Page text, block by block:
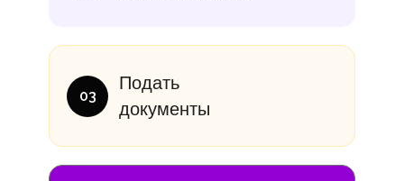
Подать
документы
03